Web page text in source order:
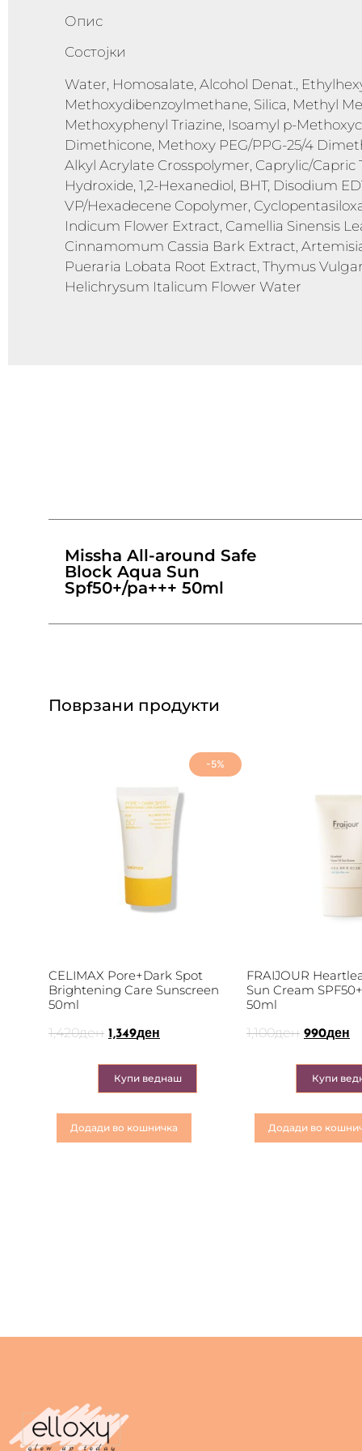
Опис
Состојки
Water, Homosalate, Alcohol Denat.,
Methoxydibenzoylmethane, Silica, Methyl
Methoxyphenyl Triazine, Isoamyl p-
Dimethicone, Methoxy PEG/PPG-25/4
Alkyl Acrylate Crosspolymer, Caprylic/
Hydroxide, 1,2-Hexanediol, BHT, Disodium
VP/Hexadecene Copolymer,
Indicum Flower Extract, Camellia Sinensis
Cinnamomum Cassia Bark Extract,
Pueraria Lobata Root Extract, Thymus
Helichrysum Italicum Flower Water
Missha All-around Safe
Block Aqua Sun
Spf50+/pa+++ 50ml
Поврзани продукти
-5%
CELIMAX Pore+Dark Spot
Brightening Care Sunscreen
50ml
1,420ден 1,349ден
Купи веднаш
Додади во кошничка
FRAIJOUR
Sun Cream
50ml
1,100ден 990ден
Купи
Додади во